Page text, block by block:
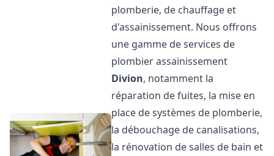
plomberie, de chauffage et
d'assainissement. Nous offrons
une gamme de services de
plombier assainissement
Divion, notamment la
réparation de fuites, la mise en
place de systèmes de plomberie,
la débouchage de canalisations,
la rénovation de salles de bain et